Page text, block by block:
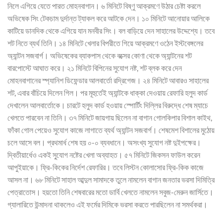
নিলে এগিয়ে যেতে পারত মোহনবাগান। ৬ মিনিটে বিষ্ণু আক্রমণে উঠার চেষ্টা করলে
অভিষেক সিং টেকচাম দুর্দান্ত ট্যাকল করে আটকে দেন। ১০ মিনিটে আনোয়ার আলিকে
কাটিয়ে ডানদিক থেকে এগিয়ে যান মনবীর সিং। বল বাড়িয়ে দেন সাহালের উদ্দেশ্যে। তবে
শট নিতে ব্যর্থ তিনি। ১৪ মিনিটে খেলার বিপরীতে গিয়ে আক্রমণে ওঠেন ইস্টবেঙ্গলের
অ্যান্টন সজবার্গ। অভিষেকের ব্যাকপাস থেকে বক্সের কোণা থেকে অ্যান্টনের শট
বারপোস্টে আঘাত করে। ২১ মিনিটে বিপিনের সুযোগ নষ্ট, শট ব্লক করে দেন
মোহনবাগানের স্প্যানিশ ডিফেন্ডার আলবার্তো রদ্রিগেজ। ২৪ মিনিটে আবারও সাহালের
শট, এবার বাঁচিয়ে দিলেন গিল। পর মূহুর্তেই অ্যান্টকে ধাক্কা দেওয়ায় রেফারি হলুদ কার্ড
দেখালেন আলবার্তোকে। চারটে হলুদ কার্ড হওয়ায় স্পোর্টিং দিল্লির বিরুদ্ধে শেষ ম্যাচে
খেলতে পারবেন না তিনি। ৩৭ মিনিটে জায়গায় ছিলেন না বাগান গোলকিপার বিশাল কাইথ,
ফাঁকা গোল পেয়েও সুযোগ কাজে লাগাতে ব্যর্থ অ্যান্টন সজবার্গ। শেষমেশ বিশালের মুঠোয়
চলে আসে বল। প্রথমার্ধ শেষ হয় ০-০ ব্যবধানে। অসংখ্য সুযোগ নষ্ট দুইপক্ষের।
দ্বিতীয়ার্ধেও একই সু্যোগ নষ্টের খেলা অব্যাহত। ৫৭ মিনিটে জিকসন ফাউল করেন
আপুইয়াকে। ফ্রি-কিকের নির্দেশ রেফারির। তবে লিস্টন কোলাসোর ফ্রি-কিক কাজে
আসল না। ৬৮ মিনিটে সাহাল আব্দুল সামাদকে তুলে নামলেন বাগান জনতার ভরসা দিমিত্রি
পেত্রাতোস। হয়তো তিনি শেষবারের মতো ডার্বি খেলতে নামলেন সবুজ-মেরুন জার্সিতে।
গ্যালারিতে উন্মাদনা থাকলেও এই ফর্মের দিমিকে ভরসা করতে পারছিলেন না সমর্থকরা।